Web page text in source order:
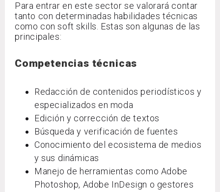
Para entrar en este sector se valorará contar
tanto con determinadas habilidades técnicas
como con soft skills. Estas son algunas de las
principales:
Competencias técnicas
Redacción de contenidos periodísticos y
especializados en moda
Edición y corrección de textos
Búsqueda y verificación de fuentes
Conocimiento del ecosistema de medios
y sus dinámicas
Manejo de herramientas como Adobe
Photoshop, Adobe InDesign o gestores